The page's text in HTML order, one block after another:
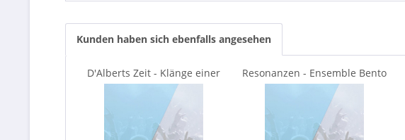
Kunden haben sich ebenfalls angesehen
D'Alberts Zeit - Klänge einer
Epoche - Sofja...
Resonanzen - Ensemble Bento